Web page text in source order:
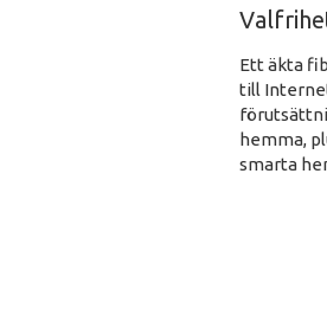
Ett äkta
till
hemma,
smarta